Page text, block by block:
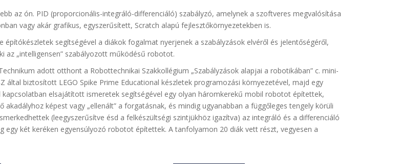
az ón. PID (proporcionális-integráló-differenciáló) szabályzó, amelynek a szoftveres megvalósítása
vagy akár grafikus, egyszerűsített, Scratch alapú fejlesztőkörnyezetekben is.
építókészletek segítségével a diákok fogalmat nyerjenek a szabályzások elvéről és jelentőségéről,
az „intelligensen” szabályozott működésű robotot.
adott otthont a Robottechnikai Szakkollégium „Szabályzások alapjai a robotikában” c. mini-
által biztosított LEGO Spike Prime Educational készletek programozási környezetével, majd egy
elsajátított ismeretek segítségével egy olyan háromkerekű mobil robotot építettek,
képest vagy „ellenált” a forgatásnak, és mindig ugyanabban a függőleges tengely körüli
(leegyszerűsítve ésd a felkészültségi szintjükhöz igazítva) az integráló és a differenciáló
egy két keréken egyensúlyozó robotot építettek. A tanfolyamon 20 diák vett részt, vegyesen a